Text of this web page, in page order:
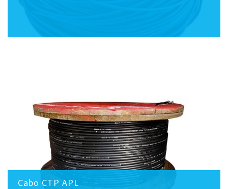
Cabo CTP APL